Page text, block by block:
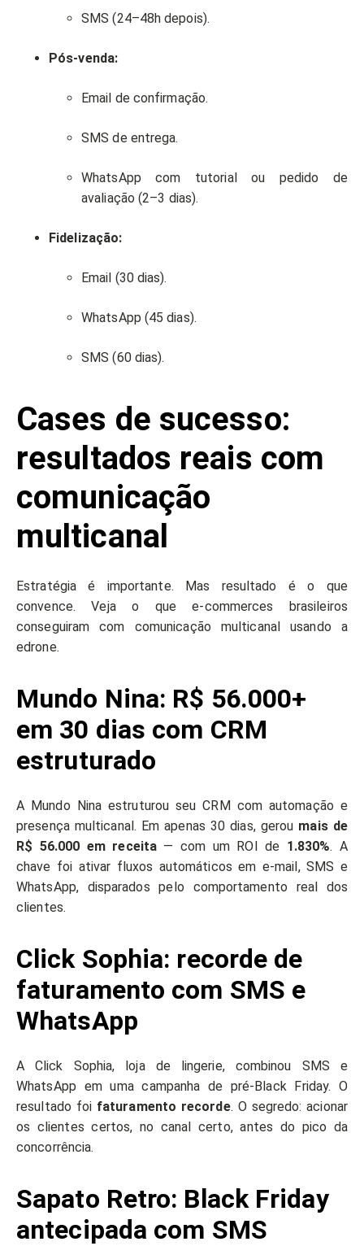
SMS (24–48h depois).
Pós-venda:
Email de confirmação.
SMS de entrega.
WhatsApp com tutorial ou pedido de
avaliação (2–3 dias).
Fidelização:
Email (30 dias).
WhatsApp (45 dias).
SMS (60 dias).
Cases de sucesso:
resultados reais com
comunicação
multicanal
Estratégia é importante. Mas resultado é o que
convence. Veja o que e-commerces brasileiros
conseguiram com comunicação multicanal usando a
edrone.
Mundo Nina: R$ 56.000+
em 30 dias com CRM
estruturado
A Mundo Nina estruturou seu CRM com automação e
presença multicanal. Em apenas 30 dias, gerou mais de
R$ 56.000 em receita — com um ROI de 1.830%. A
chave foi ativar fluxos automáticos em e-mail, SMS e
WhatsApp, disparados pelo comportamento real dos
clientes.
Click Sophia: recorde de
faturamento com SMS e
WhatsApp
A Click Sophia, loja de lingerie, combinou SMS e
WhatsApp em uma campanha de pré-Black Friday. O
resultado foi faturamento recorde. O segredo: acionar
os clientes certos, no canal certo, antes do pico da
concorrência.
Sapato Retro: Black Friday
antecipada com SMS